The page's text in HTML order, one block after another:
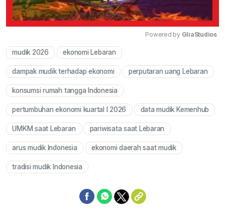
Powered by GliaStudios
mudik 2026 ekonomi Lebaran
dampak mudik terhadap ekonomi perputaran uang Lebaran
konsumsi rumah tangga Indonesia
pertumbuhan ekonomi kuartal I 2026 data mudik Kemenhub
UMKM saat Lebaran pariwisata saat Lebaran
arus mudik Indonesia ekonomi daerah saat mudik
tradisi mudik Indonesia